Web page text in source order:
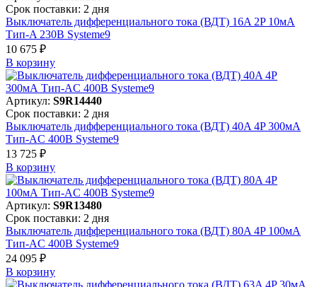
Срок поставки: 2 дня
Выключатель дифференциального тока (ВДТ) 16A 2P 10мА
Тип-A 230В Systeme9
10 675 ₽
В корзинy
Артикул: S9R14440
Срок поставки: 2 дня
Выключатель дифференциального тока (ВДТ) 40A 4P 300мА
Тип-AC 400В Systeme9
13 725 ₽
В корзинy
Артикул: S9R13480
Срок поставки: 2 дня
Выключатель дифференциального тока (ВДТ) 80A 4P 100мА
Тип-AC 400В Systeme9
24 095 ₽
В корзинy